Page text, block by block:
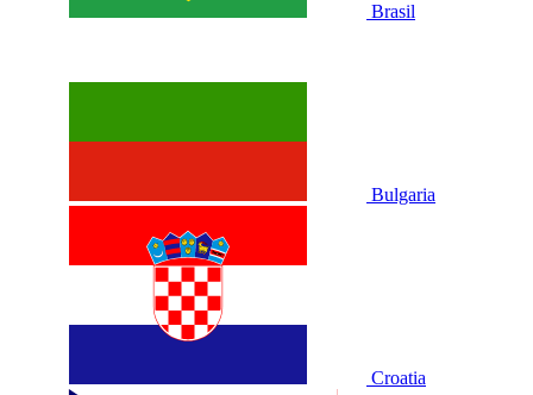
Brasil
Bulgaria
Croatia